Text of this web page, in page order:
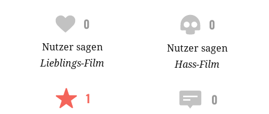
0
Nutzersagen
Lieblings-Film
0
Nutzersagen
Hass-Film
1 0